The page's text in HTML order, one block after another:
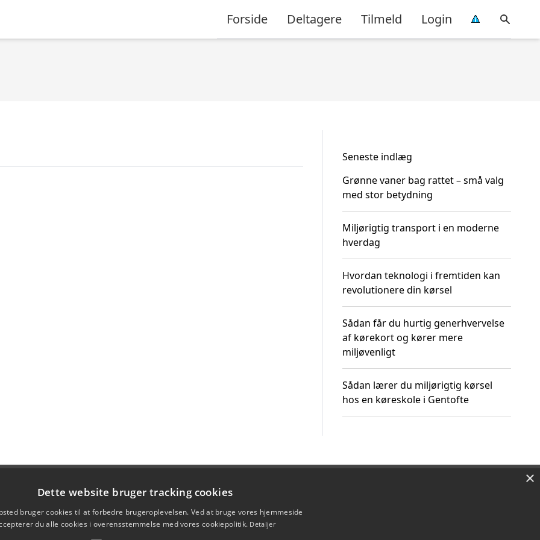
Forside Deltagere Tilmeld Login
Seneste indlæg
Grønne vaner bag rattet – små valg
med stor betydning
Miljørigtig transport i en moderne
hverdag
Hvordan teknologi i fremtiden kan
revolutionere din kørsel
Sådan får du hurtig generhvervelse
af kørekort og kører mere
miljøvenligt
Sådan lærer du miljørigtig kørsel
hos en køreskole i Gentofte
×
Dette website bruger tracking cookies
bruger cookies til at forbedre brugeroplevelsen. Ved at bruge vores hjemmeside
du alle cookies i overensstemmelse med vores cookiepolitik. Detaljer